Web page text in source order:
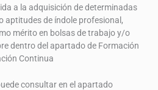
a la adquisición de determinadas
aptitudes de índole profesional,
mérito en bolsas de trabajo y/o
dentro del apartado de Formación
Continua
consultar en el apartado